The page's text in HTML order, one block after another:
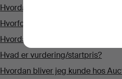
Hvordan kan jeg se, om
Hvorfor kan jeg ikke komplettere
Hvordan ændrer jeg mine person-
Hvad er vurdering/startpris?
Hvordan bliver jeg kunde hos